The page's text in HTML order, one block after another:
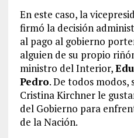
En este caso, la
firmó la decisión
al pago al gobierno
alguien de su propio
ministro del Interior,
Pedro. De todos
Cristina Kirchner le
del Gobierno para
de la Nación.